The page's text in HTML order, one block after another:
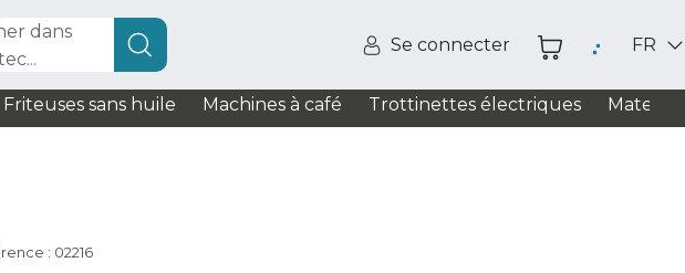
dans
Se connecter FR
Friteuses sans huile Machines à café Trottinettes électriques Matelas
: 02216